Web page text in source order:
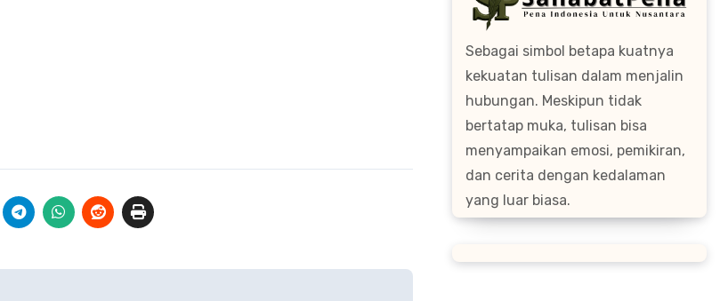
Sebagai simbol betapa kuatnya
kekuatan tulisan dalam menjalin
hubungan. Meskipun tidak
bertatap muka, tulisan bisa
menyampaikan emosi, pemikiran,
dan cerita dengan kedalaman
yang luar biasa.